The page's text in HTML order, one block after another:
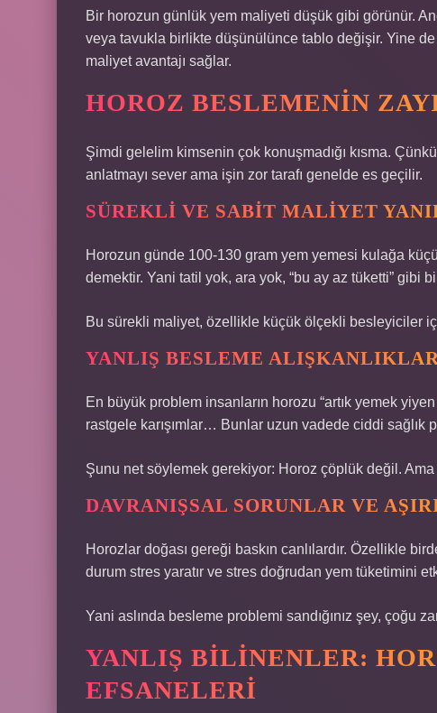
Bir horozun günlük yem maliyeti düşük gibi görünür.
veya tavukla birlikte düşünülünce tablo değişir. Yine
maliyet avantajı sağlar.
HOROZ BESLEMENIN
Şimdi gelelim kimsenin çok konuşmadığı kısma.
anlatmayı sever ama işin zor tarafı genelde es geçilir.
SÜREKLI VE SABIT MALIYET
Horozun günde 100-130 gram yem yemesi kulağa
demektir. Yani tatil yok, ara yok, “bu ay az tüketti” gibi
Bu sürekli maliyet, özellikle küçük ölçekli besleyiciler
YANLIŞ BESLEME
En büyük problem insanların horozu “artık yemek yiyen
rastgele karışımlar… Bunlar uzun vadede ciddi sağlık
Şunu net söylemek gerekiyor: Horoz çöplük değil.
DAVRANIŞSAL SORUNLAR VE
Horozlar doğası gereği baskın canlılardır. Özellikle
durum stres yaratır ve stres doğrudan yem tüketimini
Yani aslında besleme problemi sandığınız şey, çoğu
YANLIŞ BILINENLER:
EFSANELERI